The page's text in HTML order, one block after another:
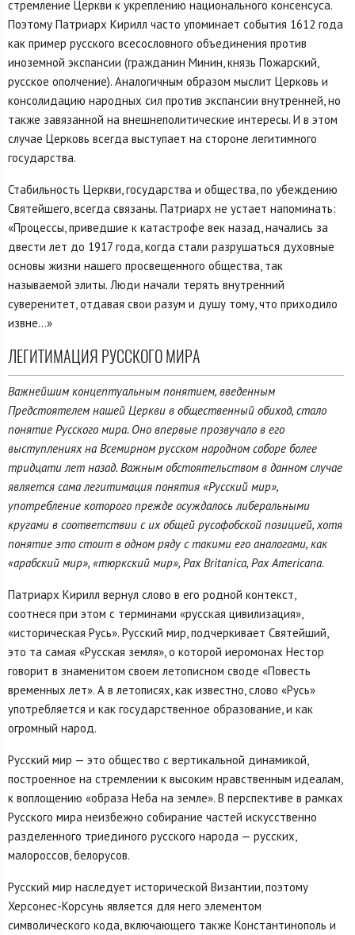
стремление Церкви к укреплению национального консенсуса.
Поэтому Патриарх Кирилл часто упоминает события 1612 года
как пример русского всесословного объединения против
иноземной экспансии (гражданин Минин, князь Пожарский,
русское ополчение). Аналогичным образом мыслит Церковь и
консолидацию народных сил против экспансии внутренней, но
также завязанной на внешнеполитические интересы. И в этом
случае Церковь всегда выступает на стороне легитимного
государства.
Стабильность Церкви, государства и общества, по убеждению
Святейшего, всегда связаны. Патриарх не устает напоминать:
«Процессы, приведшие к катастрофе век назад, начались за
двести лет до 1917 года, когда стали разрушаться духовные
основы жизни нашего просвещенного общества, так
называемой элиты. Люди начали терять внутренний
суверенитет, отдавая свои разум и душу тому, что приходило
извне…»
ЛЕГИТИМАЦИЯ РУССКОГО МИРА
Важнейшим концептуальным понятием, введенным
Предстоятелем нашей Церкви в общественный обиход, стало
понятие Русского мира. Оно впервые прозвучало в его
выступлениях на Всемирном русском народном соборе более
тридцати лет назад. Важным обстоятельством в данном случае
является сама легитимация понятия «Русский мир»,
употребление которого прежде осуждалось либеральными
кругами в соответствии с их общей русофобской позицией, хотя
понятие это стоит в одном ряду с такими его аналогами, как
«арабский мир», «тюркский мир», Pax Britanica, Pax Americana.
Патриарх Кирилл вернул слово в его родной контекст,
соотнеся при этом с терминами «русская цивилизация»,
«историческая Русь». Русский мир, подчеркивает Святейший,
это та самая «Русская земля», о которой иеромонах Нестор
говорит в знаменитом своем летописном своде «Повесть
временных лет». А в летописях, как известно, слово «Русь»
употребляется и как государственное образование, и как
огромный народ.
Русский мир — это общество с вертикальной динамикой,
построенное на стремлении к высоким нравственным идеалам,
к воплощению «образа Неба на земле». В перспективе в рамках
Русского мира неизбежно собирание частей искусственно
разделенного триединого русского народа — русских,
малороссов, белорусов.
Русский мир наследует исторической Византии, поэтому
Херсонес-Корсунь является для него элементом
символического кода, включающего также Константинополь и